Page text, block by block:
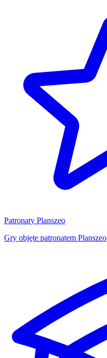
Patronaty Planszeo
Gry objęte patronatem Planszeo